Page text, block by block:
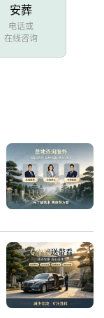
安葬
电话或
在线咨询